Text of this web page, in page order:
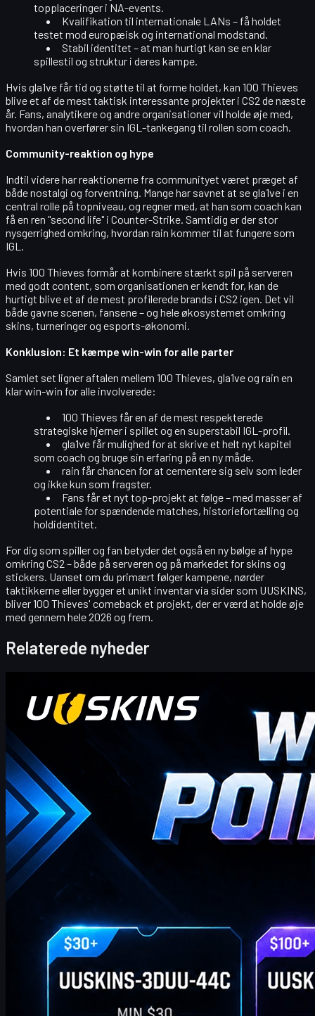
topplaceringer i NA-events.
Kvalifikation til internationale LANs – få holdet
testet mod europæisk og international modstand.
Stabil identitet – at man hurtigt kan se en klar
spillestil og struktur i deres kampe.
Hvis gla1ve får tid og støtte til at forme holdet, kan 100 Thieves
blive et af de mest taktisk interessante projekter i CS2 de næste
år. Fans, analytikere og andre organisationer vil holde øje med,
hvordan han overfører sin IGL-tankegang til rollen som coach.
Community-reaktion og hype
Indtil videre har reaktionerne fra communityet været præget af
både nostalgi og forventning. Mange har savnet at se gla1ve i en
central rolle på topniveau, og regner med, at han som coach kan
få en ren "second life" i Counter-Strike. Samtidig er der stor
nysgerrighed omkring, hvordan rain kommer til at fungere som
IGL.
Hvis 100 Thieves formår at kombinere stærkt spil på serveren
med godt content, som organisationen er kendt for, kan de
hurtigt blive et af de mest profilerede brands i CS2 igen. Det vil
både gavne scenen, fansene – og hele økosystemet omkring
skins, turneringer og esports-økonomi.
Konklusion: Et kæmpe win-win for alle parter
Samlet set ligner aftalen mellem 100 Thieves, gla1ve og rain en
klarwin-win for alle involverede:
100 Thieves får en af de mest respekterede
strategiske hjerner i spillet og en superstabil IGL-profil.
gla1ve får mulighed for at skrive et helt nyt kapitel
som coach og bruge sin erfaring på en ny måde.
rain får chancen for at cementere sig selv som leder
og ikke kun som fragster.
Fans får et nyt top-projekt at følge – med masser af
potentiale for spændende matches, historiefortælling og
holdidentitet.
For dig som spiller og fan betyder det også en ny bølge af hype
omkring CS2 – både på serveren og på markedet for skins og
stickers. Uanset om du primært følger kampene, nørder
taktikkerne eller bygger et unikt inventar via sider som UUSKINS,
bliver 100 Thieves' comeback et projekt, der er værd at holde øje
med gennem hele 2026 og frem.
Relaterede nyheder
Hej CS2-handlere! Velkommen til vores ugentlige
bonusblog!
hvor du finder de seneste og mest omfattende UUSKINS
gavepunktkoder til denne uge. Vi opdaterer denne side ugentligt
for at give dig ekstra gavepoint. Så længe din ordre opfylder det
tilsvarende beløb, kan du bruge nedenstående koder til at indløse
point og bytte dem til dine foretrukne CS2-skins i butikken!
april 20, 2026